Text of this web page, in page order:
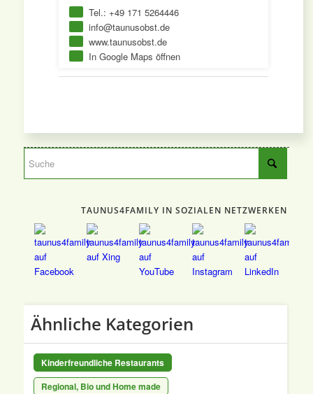
Tel.: +49 171 5264446
info@taunusobst.de
www.taunusobst.de
In Google Maps öffnen
TAUNUS4FAMILY IN SOZIALEN NETZWERKEN
Ähnliche Kategorien
Kinderfreundliche Restaurants
Regional, Bio und Home made